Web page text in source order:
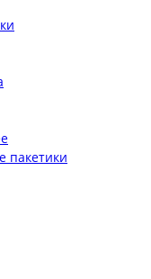
пакетики